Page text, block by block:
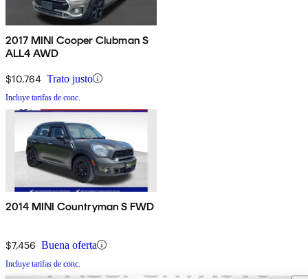
2017 MINI Cooper Clubman S
ALL4 AWD
$10,764 Trato justo
Incluye tarifas de conc.
2014 MINI Countryman S FWD
$7,456 Buena oferta
Incluye tarifas de conc.